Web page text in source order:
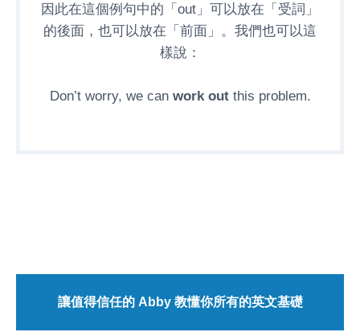
因此在這個例句中的「out」可以放在「受詞」
的後面，也可以放在「前面」。我們也可以這
樣說：
Don’t worry, we can work outthis problem.
讓值得信任的 Abby 教懂你所有的英文基礎